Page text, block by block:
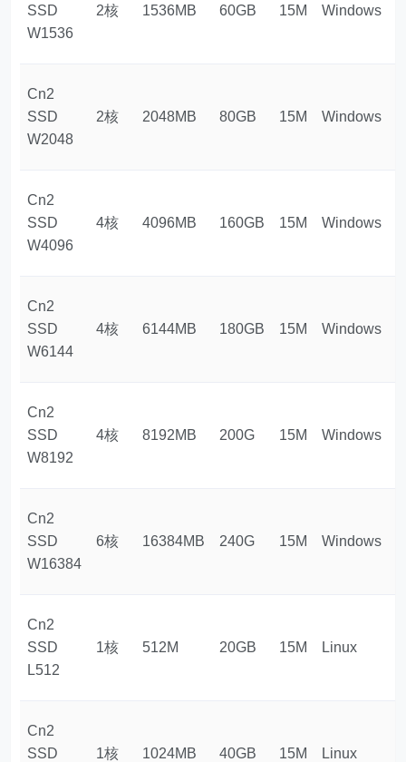
SSD
W1536
2核 1536MB 60GB 15M Windows
Cn2
SSD
W2048
2核 2048MB 80GB 15M Windows
Cn2
SSD
W4096
4核 4096MB 160GB 15M Windows
Cn2
SSD
W6144
4核 6144MB 180GB 15M Windows
Cn2
SSD
W8192
4核 8192MB 200G 15M Windows
Cn2
SSD
W16384
6核 16384MB 240G 15M Windows
Cn2
SSD
L512
1核 512M 20GB 15M Linux
Cn2
SSD
1核 1024MB 40GB 15M Linux